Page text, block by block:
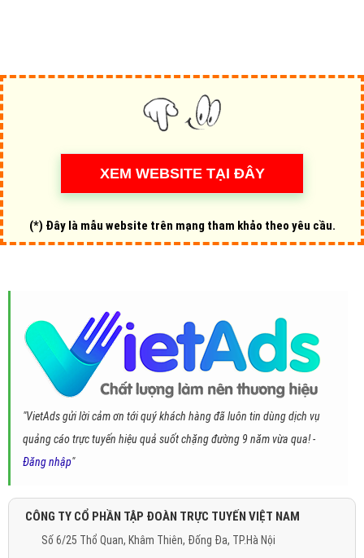
(*) Đây là mẫu website trên mạng tham khảo theo yêu cầu.
"VietAds gửi lời cảm ơn tới quý khách hàng đã luôn tin dùng dịch vụ
quảng cáo trực tuyến hiệu quả suốt chặng đường 9 năm vừa qua! -
Đăng nhập"
CÔNG TY CỔ PHẦN TẬP ĐOÀN TRỰC TUYẾN VIỆT NAM
Số 6/25 Thổ Quan, Khâm Thiên, Đống Đa, TP.Hà Nội